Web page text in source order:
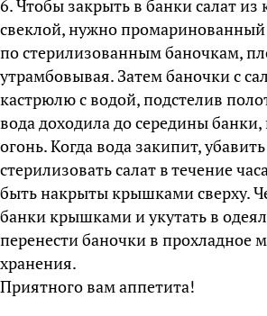
6. Чтобы закрыть в банки салат из
свеклой, нужно промаринованный
по стерилизованным баночкам,
утрамбовывая. Затем баночки с
кастрюлю с водой, подстелив
вода доходила до середины банки,
огонь. Когда вода закипит,
стерилизовать салат в течение
быть накрыты крышками сверху.
банки крышками и укутать в
перенести баночки в прохладное
хранения.
Приятного вам аппетита!